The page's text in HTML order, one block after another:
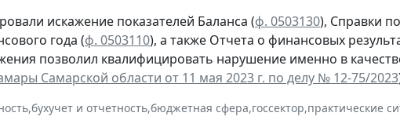
искажение показателей Баланса (ф. 0503130), Справки
года (ф. 0503110), а также Отчета о финансовых
позволил квалифицировать нарушение именно в
Самарской области от 11 мая 2023 г. по делу № 12-75/2023
,бухучет и отчетность,бюджетная сфера,госсектор,практические